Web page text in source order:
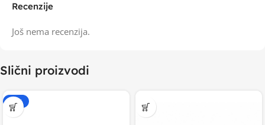
Recenzije
Još nema recenzija.
Slični proizvodi
-15%